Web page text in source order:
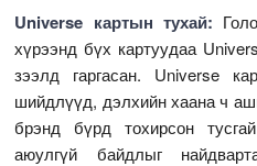
Universe картын тухай:
хүрээнд бүх картуудаа
зээлд гаргасан. Universe
шийдлүүд, дэлхийн хаана ч
брэнд бүрд тохирсон
аюулгүй байдлыг